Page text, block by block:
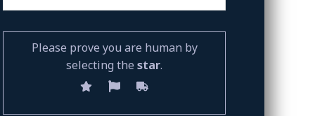
Please prove you are human by
selecting the star.